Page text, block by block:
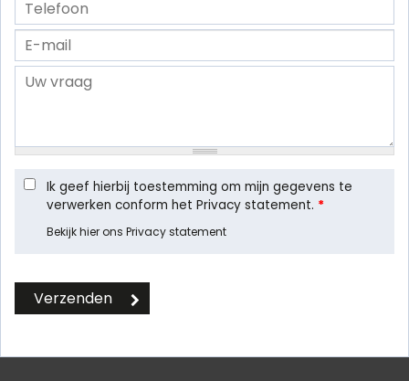
Ik geef hierbij toestemming om mijn gegevens te
verwerken conform het Privacy statement. *
Bekijk hier ons Privacy statement